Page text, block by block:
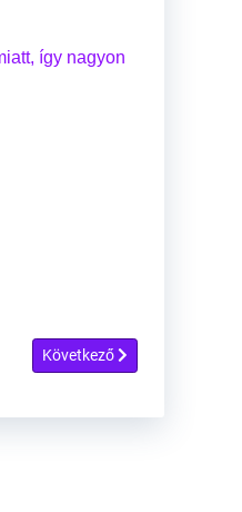
így nagyon
Következő cikk: Dobronay
Következő